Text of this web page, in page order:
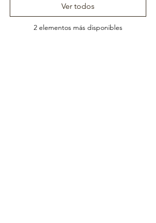
2 elementos más disponibles
Ver todos